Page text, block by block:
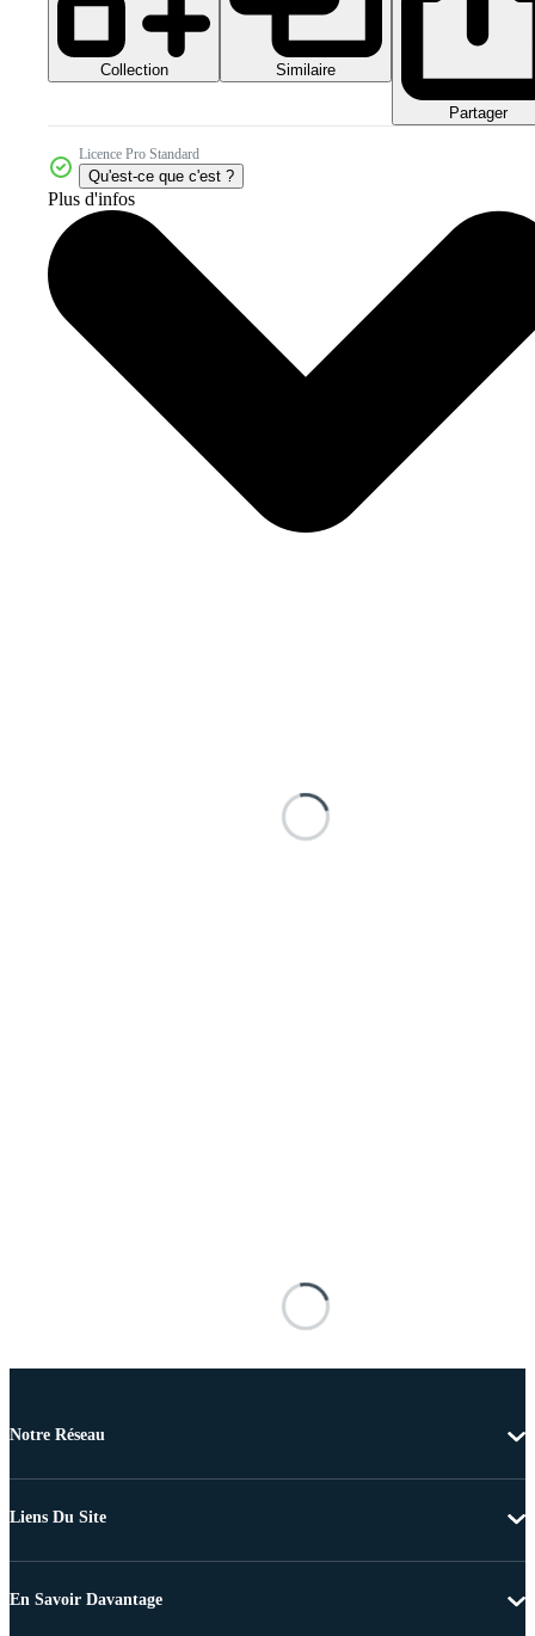
Collection Similaire
Partager
Licence Pro Standard
Qu'est-ce que c'est ?
Plus d'infos
Notre Réseau
Liens Du Site
En Savoir Davantage